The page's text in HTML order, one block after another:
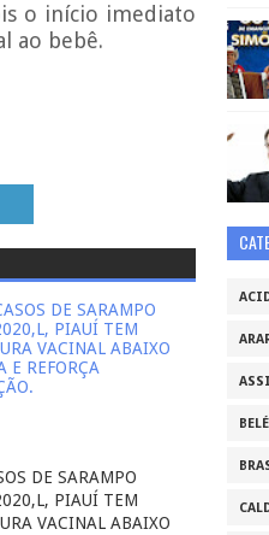
o início imediato
ao bebê.
DE SARAMPO
PIAUÍ TEM
VACINAL ABAIXO